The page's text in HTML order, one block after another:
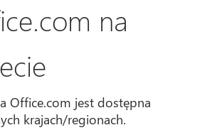
na
Office.com jest dostępna
krajach/regionach.